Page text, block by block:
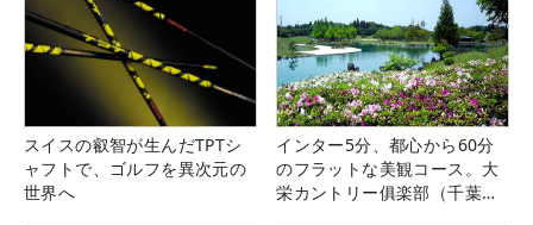
スイスの叡智が生んだTPTシ
ャフトで、ゴルフを異次元の
世界へ
インター5分、都心から60分
のフラットな美観コース。大
栄カントリー俱楽部（千葉